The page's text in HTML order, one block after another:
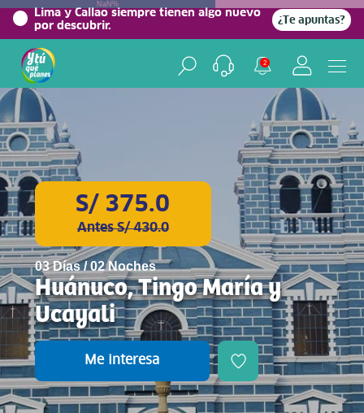
Lima y Callao siempre tienen algo nuevo
por descubrir.
¿Te apuntas?
2
NaN%
S/ 375.0
Antes S/ 430.0
03 Días / 02 Noches
Huánuco, Tingo María y
Ucayali
Me interesa